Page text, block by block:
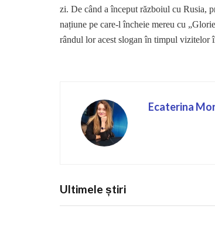
zi. De când a început războiul cu Rusia,
națiune pe care-l încheie mereu cu
rândul lor acest slogan în timpul vizitelor
Ecaterina
Ultimele știri